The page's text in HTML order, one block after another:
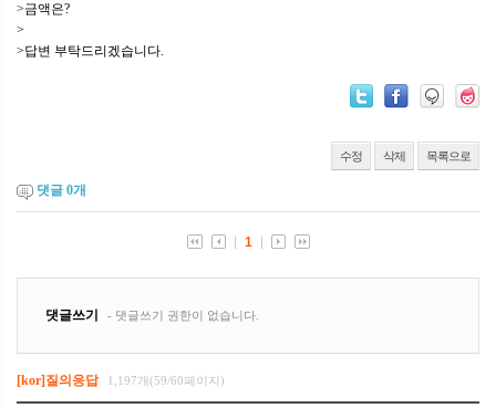
>금액은?
>
>답변 부탁드리겠습니다.
수정 삭제 목록으로
댓글 0개
[kor]질의응답 1,197개(59/60페이지)